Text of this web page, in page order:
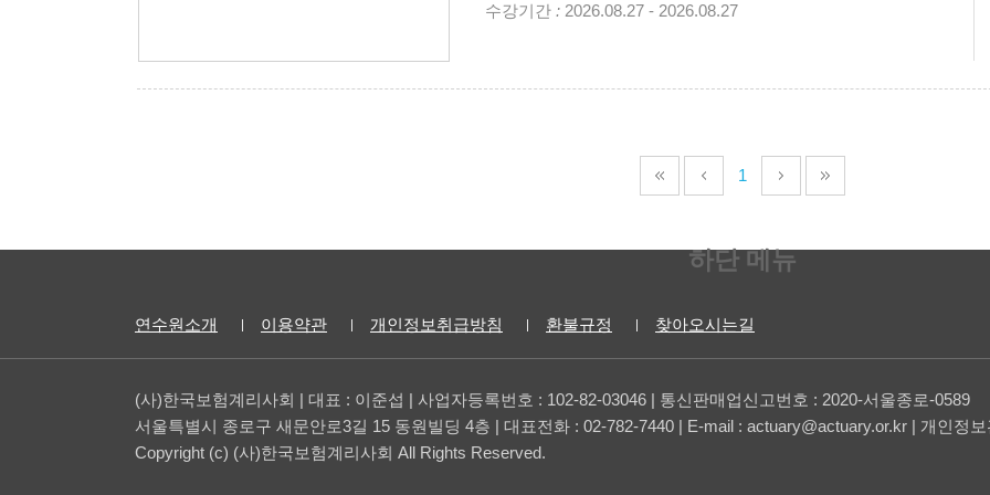
수강기간 : 2026.08.27 - 2026.08.27
1
하단 메뉴
연수원소개 이용약관 개인정보취급방침 환불규정 찾아오시는길
(사)한국보험계리사회 | 대표 : 이준섭 | 사업자등록번호 : 102-82-03046 | 통신판매업신고번호 : 2020-서울종로-0589
서울특별시 종로구 새문안로3길 15 동원빌딩 4층 | 대표전화 : 02-782-7440 | E-mail : actuary@actuary.or.kr | 개인정
Copyright (c) (사)한국보험계리사회 All Rights Reserved.